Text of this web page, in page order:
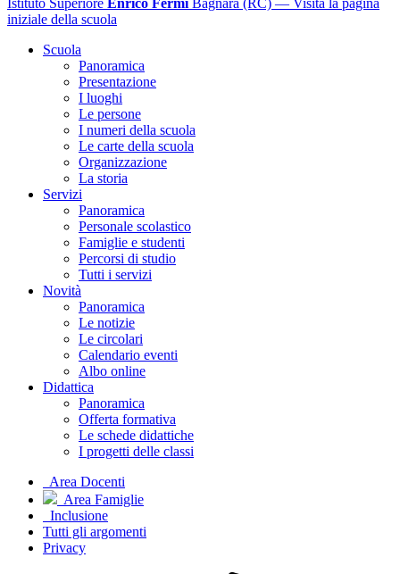
Istituto Superiore Enrico Fermi Bagnara (RC) — Visita la pagina
iniziale della scuola
Scuola
Panoramica
Presentazione
I luoghi
Le persone
I numeri della scuola
Le carte della scuola
Organizzazione
La storia
Servizi
Panoramica
Personale scolastico
Famiglie e studenti
Percorsi di studio
Tutti i servizi
Novità
Panoramica
Le notizie
Le circolari
Calendario eventi
Albo online
Didattica
Panoramica
Offerta formativa
Le schede didattiche
I progetti delle classi
Area Docenti
Area Famiglie
Inclusione
Tutti gli argomenti
Privacy